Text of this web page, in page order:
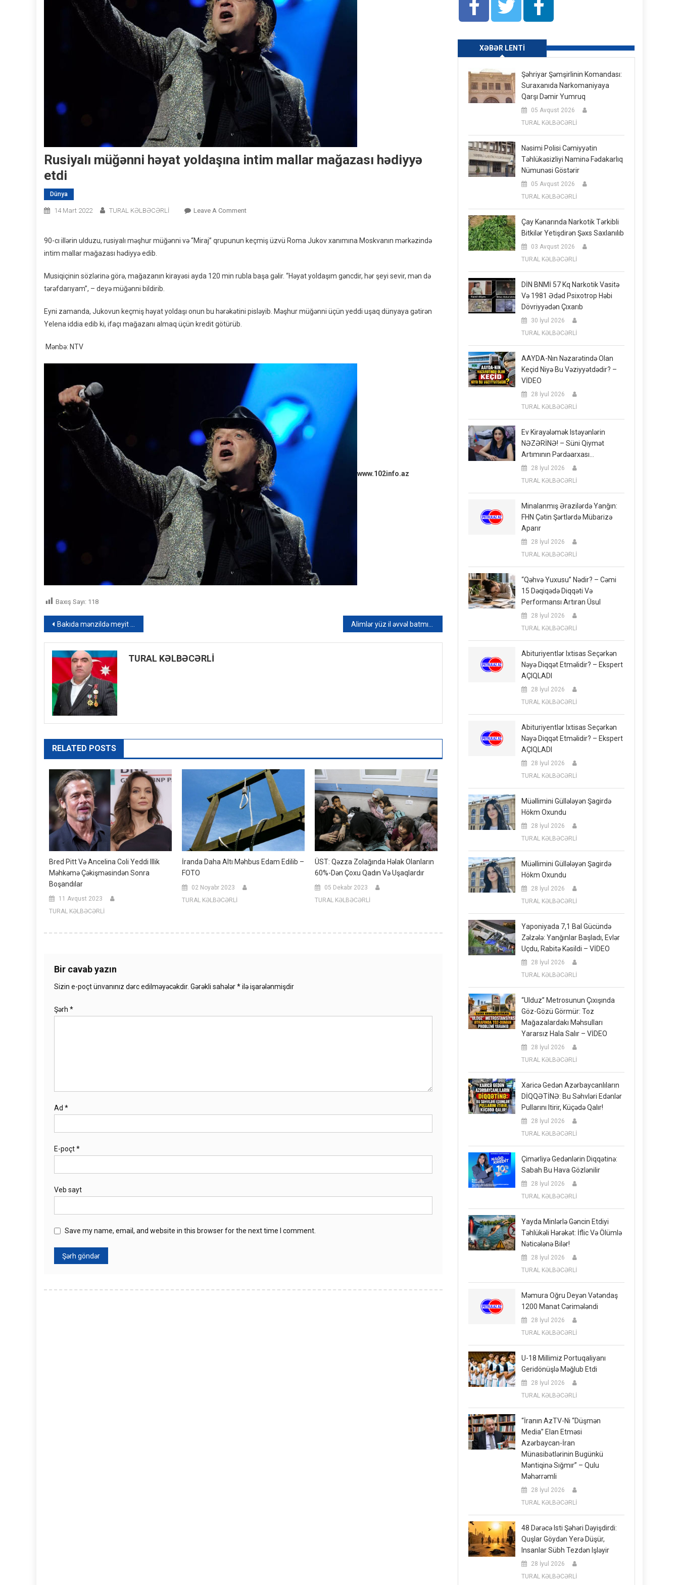
Rusiyalı müğənni həyat yoldaşına intim mallar mağazası hədiyyə
etdi
Dünya
14 Mart 2022 TURAL KƏLBƏCƏRLİ Leave A CommentOn
Həyat
Mallar
Etdi
90-cı illərin ulduzu, rusiyalı məşhur müğənni və “Miraj” qrupunun keçmiş üzvü Roma Jukov xanımına Moskvanın mərkəzində
intim mallar mağazası hədiyyə edib.
Musiqiçinin sözlərinə görə, mağazanın kirayəsi ayda 120 min rubla başa gəlir. “Həyat yoldaşım gəncdir, hər şeyi sevir, mən də
tərəfdarıyam”, – deyə müğənni bildirib.
Eyni zamanda, Jukovun keçmiş həyat yoldaşı onun bu hərəkətini pisləyib. Məşhur müğənni üçün yeddi uşaq dünyaya gətirən
Yelena iddia edib ki, ifaçı mağazanı almaq üçün kredit götürüb.
Mənbə: NTV
www.102info.az
Baxış Sayı: 118
Yazı
naviqasiyası
Bakıda mənzildə meyit aşkarlanıb
TURAL KƏLBƏCƏRLİ
RELATED POSTS
Bred Pitt Və Ancelina Coli Yeddi Illik
Məhkəmə Çəkişməsindən Sonra
Boşandılar
11 Avqust 2023
TURAL KƏLBƏCƏRLİ
İranda Daha Altı Məhbus Edam Edilib –
FOTO
02 Noyabr 2023
TURAL KƏLBƏCƏRLİ
ÜST: Qəzza Zolağında Həlak Olanların
60%-Dən Çoxu Qadın Və Uşaqlardır
05 Dekabr 2023
TURAL KƏLBƏCƏRLİ
Bir cavab yazın
Sizin e-poçt ünvanınız dərc edilməyəcəkdir. Gərəkli sahələr*ilə işarələnmişdir
Şərh *
Ad *
E-poçt*
Veb sayt
Save my name, email, and website in this browser for the next time I comment.
XƏBƏR LENTI
Şəhriyar Şəmşirlinin Komandası:
Suraxanıda Narkomaniyaya
Qarşı Dəmir Yumruq
05 Avqust 2026
TURAL KƏLBƏCƏRLİ
Nəsimi Polisi Cəmiyyətin
Təhlükəsizliyi Naminə Fədakarlıq
Nümunəsi Göstərir
05 Avqust 2026
TURAL KƏLBƏCƏRLİ
Çay Kənarında Narkotik Tərkibli
Bitkilər Yetişdirən Şəxs Saxlanılıb
03 Avqust 2026
TURAL KƏLBƏCƏRLİ
DİN BNMİ 57 Kq Narkotik Vasitə
Və 1981 Ədəd Psixotrop Həbi
Dövriyyədən Çıxarıb
30 İyul 2026
TURAL KƏLBƏCƏRLİ
AAYDA-Nın Nəzarətində Olan
Keçid Niyə Bu Vəziyyətdədir? –
VİDEO
28 İyul 2026
TURAL KƏLBƏCƏRLİ
Ev Kirayələmək Istəyənlərin
NƏZƏRİNƏ! – Süni Qiymət
Artımının Pərdəarxası…
28 İyul 2026
TURAL KƏLBƏCƏRLİ
Minalanmış Ərazilərdə Yanğın:
FHN Çətin Şərtlərdə Mübarizə
Aparır
28 İyul 2026
TURAL KƏLBƏCƏRLİ
“Qəhvə Yuxusu” Nədir? – Cəmi
15 Dəqiqədə Diqqəti Və
Performansı Artıran Üsul
28 İyul 2026
TURAL KƏLBƏCƏRLİ
Abituriyentlər Ixtisas Seçərkən
Nəyə Diqqət Etməlidir? – Ekspert
AÇIQLADI
28 İyul 2026
TURAL KƏLBƏCƏRLİ
Abituriyentlər Ixtisas Seçərkən
Nəyə Diqqət Etməlidir? – Ekspert
AÇIQLADI
28 İyul 2026
TURAL KƏLBƏCƏRLİ
Müəllimini Güllələyən Şagirdə
Hökm Oxundu
28 İyul 2026
TURAL KƏLBƏCƏRLİ
Müəllimini Güllələyən Şagirdə
Hökm Oxundu
28 İyul 2026
TURAL KƏLBƏCƏRLİ
Yaponiyada 7,1 Bal Gücündə
Zəlzələ: Yanğınlar Başladı, Evlər
Uçdu, Rabitə Kəsildi – VİDEO
28 İyul 2026
TURAL KƏLBƏCƏRLİ
“Ulduz” Metrosunun Çıxışında
Göz-Gözü Görmür: Toz
Mağazalardakı Məhsulları
Yararsız Hala Salır – VİDEO
28 İyul 2026
TURAL KƏLBƏCƏRLİ
Xaricə Gedən Azərbaycanlıların
DİQQƏTİNƏ: Bu Səhvləri Edənlər
Pullarını Itirir, Küçədə Qalır!
28 İyul 2026
TURAL KƏLBƏCƏRLİ
Çimərliyə Gedənlərin Diqqətinə:
Sabah Bu Hava Gözlənilir
28 İyul 2026
TURAL KƏLBƏCƏRLİ
Yayda Minlərlə Gəncin Etdiyi
Təhlükəli Hərəkət: İflic Və Ölümlə
Nəticələnə Bilər!
28 İyul 2026
TURAL KƏLBƏCƏRLİ
Məmura Oğru Deyən Vətəndaş
1200 Manat Cərimələndi
28 İyul 2026
TURAL KƏLBƏCƏRLİ
U-18 Millimiz Portuqaliyanı
Geridönüşlə Məğlub Etdi
28 İyul 2026
TURAL KƏLBƏCƏRLİ
“İranın AzTV-Ni “düşmən
Media” Elan Etməsi
Azərbaycan-İran
Münasibətlərinin Bugünkü
Məntiqinə Sığmır” – Qulu
Məhərrəmli
28 İyul 2026
TURAL KƏLBƏCƏRLİ
48 Dərəcə Isti Şəhəri Dəyişdirdi:
Quşlar Göydən Yerə Düşür,
Insanlar Sübh Tezdən Işləyir
28 İyul 2026
TURAL KƏLBƏCƏRLİ